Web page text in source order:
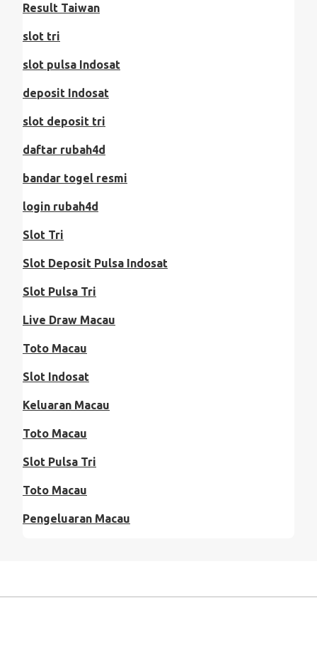
Result Taiwan
slot tri
slot pulsa Indosat
deposit Indosat
slot deposit tri
daftar rubah4d
bandar togel resmi
login rubah4d
Slot Tri
Slot Deposit Pulsa Indosat
Slot Pulsa Tri
Live Draw Macau
Toto Macau
Slot Indosat
Keluaran Macau
Toto Macau
Slot Pulsa Tri
Toto Macau
Pengeluaran Macau